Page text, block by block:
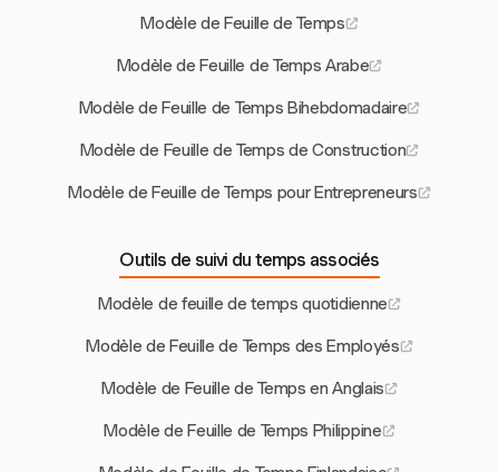
Modèle de Feuille de Temps
Modèle de Feuille de Temps Arabe
Modèle de Feuille de Temps Bihebdomadaire
Modèle de Feuille de Temps de Construction
Modèle de Feuille de Temps pour Entrepreneurs
Outils de suivi du temps associés
Modèle de feuille de temps quotidienne
Modèle de Feuille de Temps des Employés
Modèle de Feuille de Temps en Anglais
Modèle de Feuille de Temps Philippine